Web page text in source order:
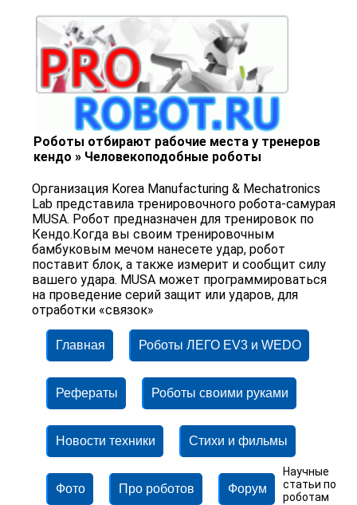
Роботы отбирают рабочие места у тренеров
кендо » Человекоподобные роботы
Организация Korea Manufacturing & Mechatronics
Lab представила тренировочного робота-самурая
MUSA. Робот предназначен для тренировок по
Кендо.Когда вы своим тренировочным
бамбуковым мечом нанесете удар, робот
поставит блок, а также измерит и сообщит силу
вашего удара. MUSA может программироваться
на проведение серий защит или ударов, для
отработки «связок»
Главная Роботы ЛЕГО EV3 и WEDO
Рефераты Роботы своими руками
Новости техники Стихи и фильмы
Фото Про роботов Форум
Научные
статьи по
роботам